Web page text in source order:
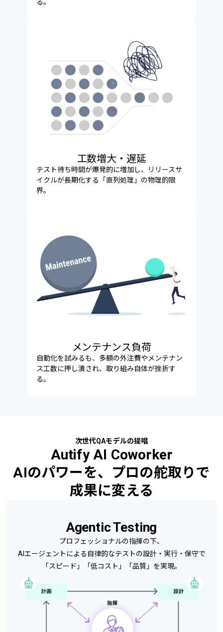
る。
工数増大・遅延
テスト待ち時間が爆発的に増加し、リリースサ
イクルが長期化する「直列処理」の物理的限
界。
メンテナンス負荷
自動化を試みるも、多額の外注費やメンテナン
ス工数に押し潰され、取り組み自体が挫折す
る。
次世代QAモデルの提唱
Autify AI Coworker
AIのパワーを、プロの舵取り で
成果に変える
Agentic Testing
プロフェッショナルの指揮の下、
AIエージェントによる自律的なテストの設計・実行・保守で
「スピード」「低コスト」「品質」を実現。